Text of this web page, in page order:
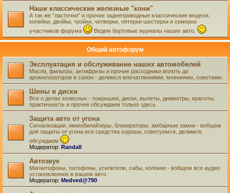
Наши классические железные "кони"
А так же "ласточки" и прочие заднеприводные классические модели,
копейки, двойки, тройки, четверки, пятерки шестерки и семерки
участников форума
Ведем бортовые журналы наших авто.
Общий автофорум
Эксплуатация и обслуживание наших автомобилей
Масла, фильтры, антифризы и прочие расходники вплоть до
ароматизаторов в салон - делимся впечатлениями, мнениями, советами.
Шины и диски
Все о делах колесных - покрышки, диски, вылеты, диаметры, красоты,
практичность и прочее обсуждаем только здесь.
Защита авто от угона
Сигнализации, иммобилайзеры, блокираторы, амбарные замки - вобщем
для защиты от угона все средства хороши, советуемся, делимся,
обсуждаем
Модератор: Randall
Автозвук
Магнитофоны, патефоны, усилители, сабы, колонки - вобщем все аудио
установленное в вашем авто
Модератор: Medved@790